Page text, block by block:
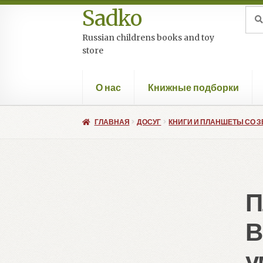
Перейти
к
навигации
Перейти
к
содержимому
Sadko
Russian childrens books and toy
store
О нас Книжные подборки
ГЛАВНАЯ ДОСУГ КНИГИ И ПЛАНШЕТЫ СО